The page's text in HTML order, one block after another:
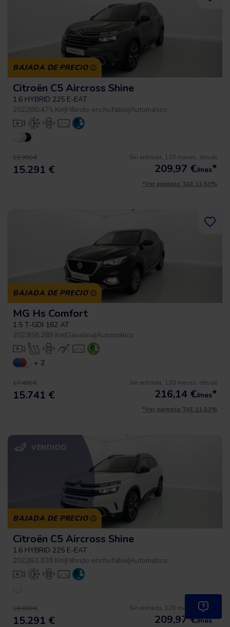
BAJADA DE PRECIO
Citroën C5 Aircross Shine
1.6 HYBRID 225 E-EAT
2022|80.475 Km|Híbrido enchufable|Automático
16.990 €
15.291 €
Sin entrada, 120 meses, desde
209,97 €/mes*
*Ver ejemplo TAE 11,53%
BAJADA DE PRECIO
MG Hs Comfort
1.5 T-GDI 162 AT
2023|58.289 Km|Gasolina|Automático
+ 2
17.490 €
15.741 €
Sin entrada, 120 meses, desde
216,14 €/mes*
*Ver ejemplo TAE 11,53%
VENDIDO
BAJADA DE PRECIO
Citroën C5 Aircross Shine
1.6 HYBRID 225 E-EAT
2022|61.838 Km|Híbrido enchufable|Automático
16.990 €
15.291 €
Sin entrada, 120 meses, desde
209,97€/mes*